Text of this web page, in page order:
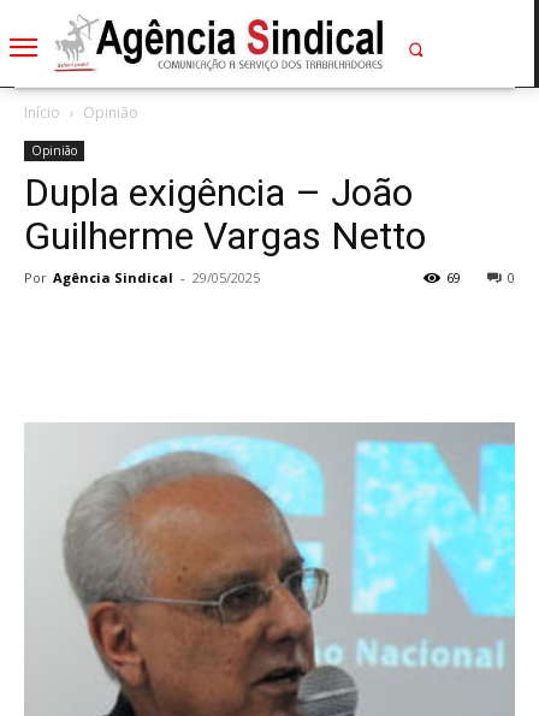
Início Opinião
Opinião
Dupla exigência – João
Guilherme Vargas Netto
Por Agência Sindical - 29/05/2025 0
69